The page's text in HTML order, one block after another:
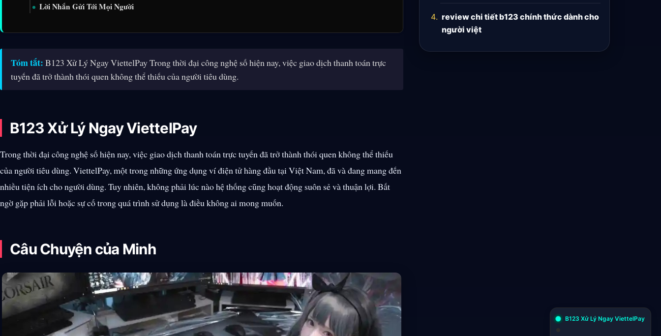
Lời Nhắn Gửi Tới Mọi Người
Tóm tắt: B123 Xử Lý Ngay ViettelPay Trong thời đại công nghệ số hiện nay, việc giao dịch thanh toán trực
tuyến đã trở thành thói quen không thể thiếu của người tiêu dùng.
B123 Xử Lý Ngay ViettelPay
Trong thời đại công nghệ số hiện nay, việc giao dịch thanh toán trực tuyến đã trở thành thói quen không thể thiếu
của người tiêu dùng. ViettelPay, một trong những ứng dụng ví điện tử hàng đầu tại Việt Nam, đã và đang mang đến
nhiều tiện ích cho người dùng. Tuy nhiên, không phải lúc nào hệ thống cũng hoạt động suôn sẻ và thuận lợi. Bất
ngờ gặp phải lỗi hoặc sự cố trong quá trình sử dụng là điều không ai mong muốn.
Câu Chuyện của Minh
review chi tiết b123 chính thức dành cho
người việt
B123 Xử Lý Ngay ViettelPay